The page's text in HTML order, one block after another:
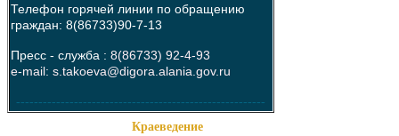
Телефон горячей линии по обращению
граждан: 8(86733)90-7-13
Пресс - служба : 8(86733) 92-4-93
e-mail: s.takoeva@digora.alania.gov.ru
--------------------------------------------------------
Краеведение